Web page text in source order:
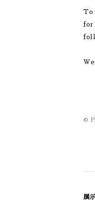
To
for
©
展